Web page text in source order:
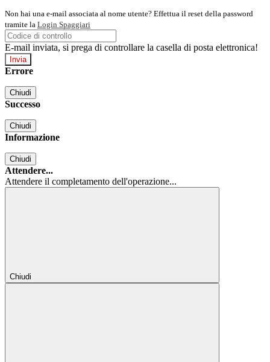
Non hai una e-mail associata al nome utente? Effettua il reset della password
tramite la Login Spaggiari
E-mail inviata, si prega di controllare la casella di posta elettronica!
Errore
Chiudi
Successo
Chiudi
Informazione
Chiudi
Attendere...
Attendere il completamento dell'operazione...
Chiudi